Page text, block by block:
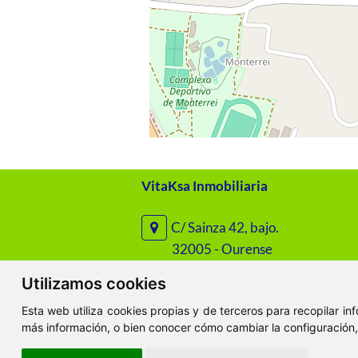
Utilizamos cookies
Esta web utiliza cookies propias y de terceros para recopilar
más información, o bien conocer cómo cambiar la
VitaKsa Inmobiliaria
C/ Sainza 42, bajo.
32005 - Ourense
32003 - Ourense